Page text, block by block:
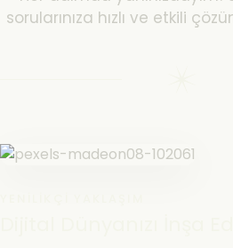
sorularınıza hızlı ve etkili